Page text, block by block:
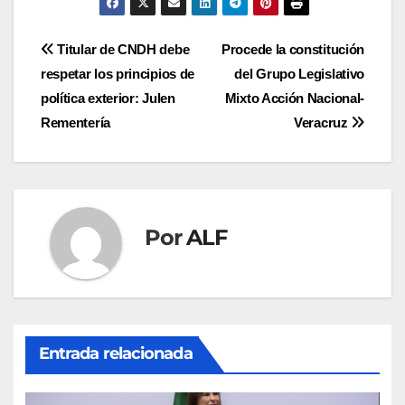
Navegación
de
entradas
Procede la constitución
del Grupo Legislativo
Mixto Acción Nacional-
Veracruz
Titular de CNDH debe
respetar los principios de
política exterior: Julen
Rementería
PorALF
Entrada relacionada